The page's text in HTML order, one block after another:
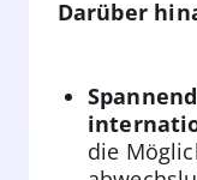
Darüber
die